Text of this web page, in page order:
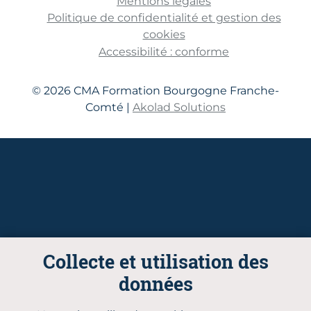
Politique de confidentialité et gestion des
cookies
Accessibilité : conforme
© 2026 CMA Formation Bourgogne Franche-
Comté | Akolad Solutions
Collecte et utilisation des
données